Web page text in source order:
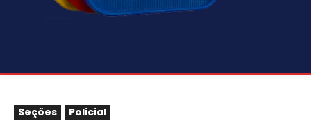
Seções Policial